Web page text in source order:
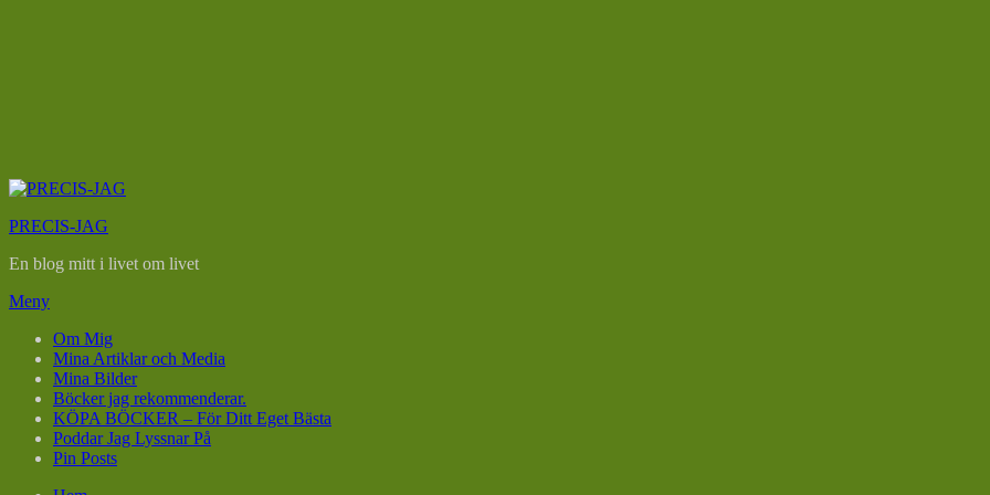
Hoppa
innehåll
PRECIS-JAG
En blog mitt i livet om livet
Meny
Om Mig
Mina Artiklar och Media
Mina Bilder
Böcker jag rekommenderar.
KÖPA BÖCKER – För Ditt Eget Bästa
Poddar Jag Lyssnar På
Pin Posts